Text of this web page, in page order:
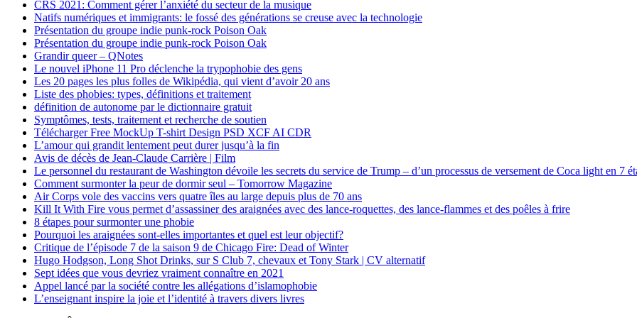
CRS 2021: Comment gérer l’anxiété du secteur de la musique
Natifs numériques et immigrants: le fossé des générations se creuse avec la technologie
Présentation du groupe indie punk-rock Poison Oak
Présentation du groupe indie punk-rock Poison Oak
Grandir queer – QNotes
Le nouvel iPhone 11 Pro déclenche la trypophobie des gens
Les 20 pages les plus folles de Wikipédia, qui vient d’avoir 20 ans
Liste des phobies: types, définitions et traitement
définition de autonome par le dictionnaire gratuit
Symptômes, tests, traitement et recherche de soutien
Télécharger Free MockUp T-shirt Design PSD XCF AI CDR
L’amour qui grandit lentement peut durer jusqu’à la fin
Avis de décès de Jean-Claude Carrière | Film
Le personnel du restaurant de Washington dévoile les secrets du service de Trump – d’un processus de versement de Coca light en 7
Comment surmonter la peur de dormir seul – Tomorrow Magazine
Air Corps vole des vaccins vers quatre îles au large depuis plus de 70 ans
Kill It With Fire vous permet d’assassiner des araignées avec des lance-roquettes, des lance-flammes et des poêles à frire
8 étapes pour surmonter une phobie
Pourquoi les araignées sont-elles importantes et quel est leur objectif?
Critique de l’épisode 7 de la saison 9 de Chicago Fire: Dead of Winter
Hugo Hodgson, Long Shot Drinks, sur S Club 7, chevaux et Tony Stark | CV alternatif
Sept idées que vous devriez vraiment connaître en 2021
Appel lancé par la société contre les allégations d’islamophobie
L’enseignant inspire la joie et l’identité à travers divers livres